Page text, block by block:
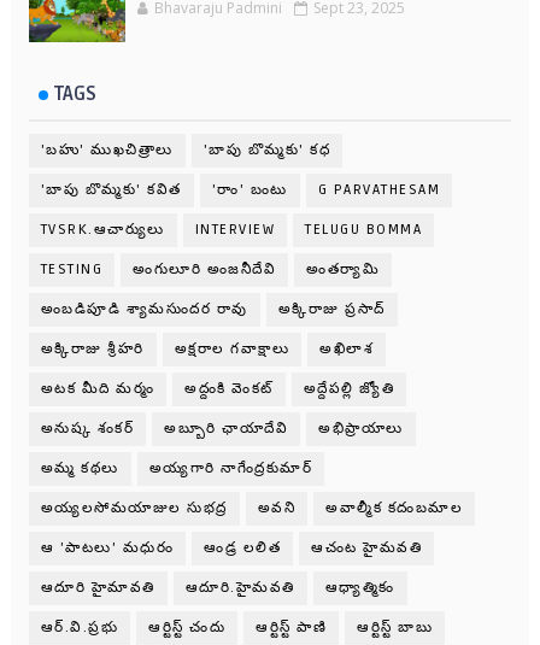
Bhavaraju Padmini Sept 23, 2025
TAGS
'బహు' ముఖచిత్రాలు 'బాపు బొమ్మకు' కధ
'బాపు బొమ్మకు' కవిత 'రాం' బంటు G PARVATHESAM
TVSRK.ఆచార్యులు INTERVIEW TELUGU BOMMA
TESTING అంగులూరి అంజనీదేవి అంతర్యామి
అంబడిపూడి శ్యామసుందర రావు అక్కిరాజు ప్రసాద్
అక్కిరాజు శ్రీహరి అక్షరాల గవాక్షాలు అఖిలాశ
అటక మీది మర్మం అద్దంకి వెంకట్ అద్దేపల్లి జ్యోతి
అనుష్క శంకర్ అబ్బూరి ఛాయాదేవి అభిప్రాయాలు
అమ్మ కథలు అయ్యగారి నాగేంద్రకుమార్
అయ్యలసోమయాజుల సుభద్ర అవని అవాల్మీక కదంబమాల
ఆ 'పాటలు' మధురం ఆండ్ర లలిత ఆచంట హైమవతి
ఆదూరి హైమావతి ఆదూరి.హైమవతి ఆధ్యాత్మికం
ఆర్.వి.ప్రభు ఆర్టిస్ట్ చందు ఆర్టిస్ట్ పాణి ఆర్టిస్ట్ బాబు